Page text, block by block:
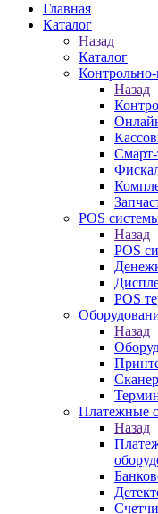
Главная
Каталог
Назад
Каталог
Контрольно-
Назад
POS
Назад
POS
POS
Назад
Платежные
Назад